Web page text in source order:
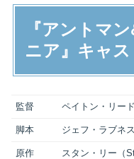
『アントマ
ニア』キャ
監督 ペイトン・リー
脚本 ジェフ・ラブネ
原作 スタン・リー（